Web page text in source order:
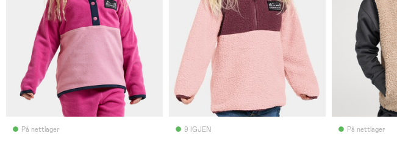
På nettlager 9 IGJEN På nettlager